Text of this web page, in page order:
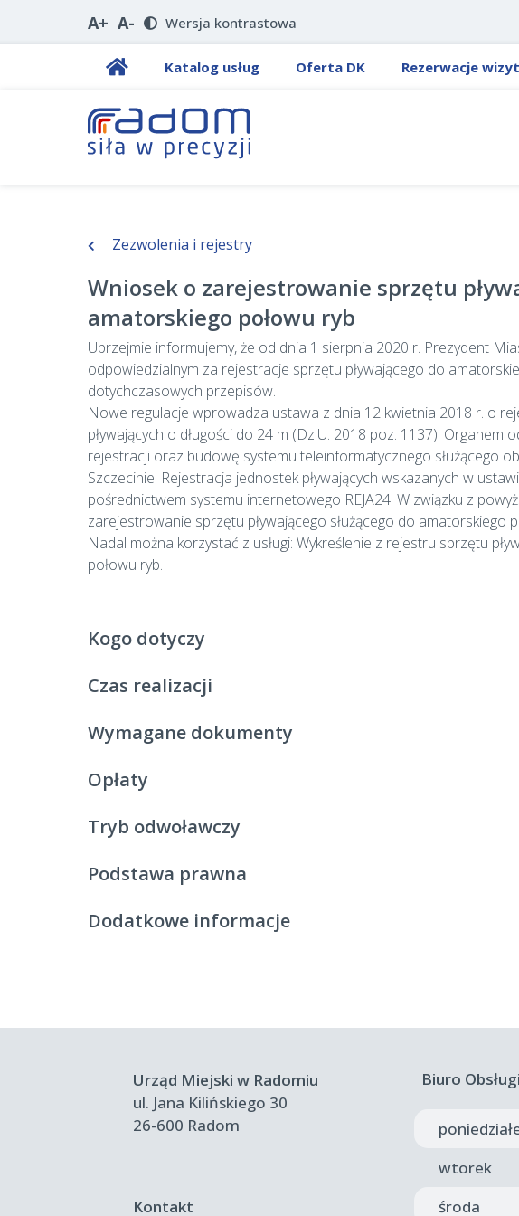
A+ A- Wersja kontrastowa
Katalog usług Oferta DK Rezerwacje wizyt
Zezwolenia i rejestry
Wniosek o zarejestrowanie sprzętu
amatorskiego połowu ryb
Uprzejmie informujemy, że od dnia 1 sierpnia 2020 r. Prezydent
odpowiedzialnym za rejestracje sprzętu pływającego do
dotychczasowych przepisów.
Nowe regulacje wprowadza ustawa z dnia 12 kwietnia 2018 r. o
pływających o długości do 24 m (Dz.U. 2018 poz. 1137).
rejestracji oraz budowę systemu teleinformatycznego służącego
Szczecinie. Rejestracja jednostek pływających wskazanych w
pośrednictwem systemu internetowego REJA24. W związku z
zarejestrowanie sprzętu pływającego służącego do amatorskiego
Nadal można korzystać z usługi: Wykreślenie z rejestru sprzętu
połowu ryb.
Kogo dotyczy
Czas realizacji
Wymagane dokumenty
Opłaty
Tryb odwoławczy
Podstawa prawna
Dodatkowe informacje
Urząd Miejski w Radomiu
ul. Jana Kilińskiego 30
26-600 Radom
Kontakt
Biuro
wtorek
środa